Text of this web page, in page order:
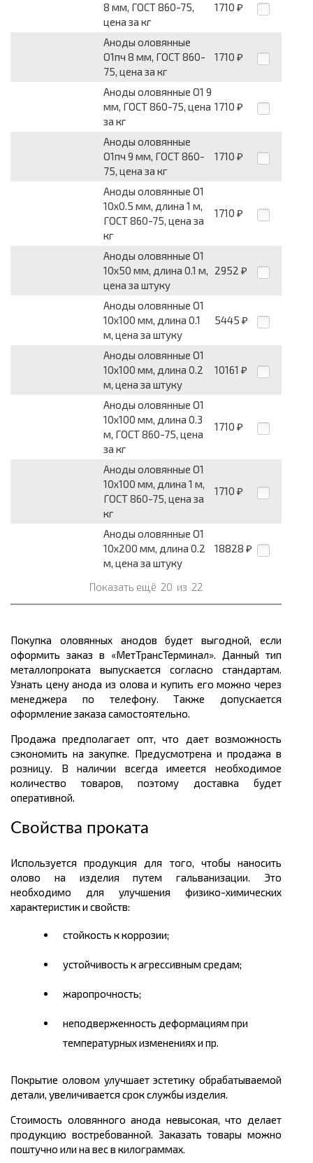
8 мм, ГОСТ 860-75,
цена за кг
1710 ₽
Аноды оловянные
О1пч 8 мм, ГОСТ 860-
75, цена за кг
1710 ₽
Аноды оловянные О1 9
мм, ГОСТ 860-75, цена
за кг
1710 ₽
Аноды оловянные
О1пч 9 мм, ГОСТ 860-
75, цена за кг
1710 ₽
Аноды оловянные О1
10x0.5 мм, длина 1 м,
ГОСТ 860-75, цена за
кг
1710 ₽
Аноды оловянные О1
10x50 мм, длина 0.1 м,
цена за штуку
2952 ₽
Аноды оловянные О1
10x100 мм, длина 0.1
м, цена за штуку
5445 ₽
Аноды оловянные О1
10x100 мм, длина 0.2
м, цена за штуку
10161 ₽
Аноды оловянные О1
10x100 мм, длина 0.3
м, ГОСТ 860-75, цена
за кг
1710 ₽
Аноды оловянные О1
10x100 мм, длина 1 м,
ГОСТ 860-75, цена за
кг
1710 ₽
Аноды оловянные О1
10x200 мм, длина 0.2
м, цена за штуку
18828 ₽
Показать ещё 20 из 22
Покупка оловянных анодов будет выгодной, если
оформить заказ в «МетТрансТерминал». Данный тип
металлопроката выпускается согласно стандартам.
Узнать цену анода из олова и купить его можно через
менеджера по телефону. Также допускается
оформление заказа самостоятельно.
Продажа предполагает опт, что дает возможность
сэкономить на закупке. Предусмотрена и продажа в
розницу. В наличии всегда имеется необходимое
количество товаров, поэтому доставка будет
оперативной.
Свойства проката
Используется продукция для того, чтобы наносить
олово на изделия путем гальванизации. Это
необходимо для улучшения физико-химических
характеристик и свойств:
стойкость к коррозии;
устойчивость к агрессивным средам;
жаропрочность;
неподверженность деформациям при
температурных изменениях и пр.
Покрытие оловом улучшает эстетику обрабатываемой
детали, увеличивается срок службы изделия.
Стоимость оловянного анода невысокая, что делает
продукцию востребованной. Заказать товары можно
поштучно или на вес в килограммах.